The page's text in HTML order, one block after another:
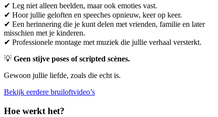
✔ Leg niet alleen beelden, maar ook emoties vast.
✔ Hoor jullie geloften en speeches opnieuw, keer op keer.
✔ Een herinnering die je kunt delen met vrienden, familie en later
misschien met je kinderen.
✔ Professionele montage met muziek die jullie verhaal versterkt.
💡 Geen stijve poses of scripted scènes.
Gewoon jullie liefde, zoals die echt is.
Bekijk eerdere bruiloftvideo’s
Hoe werkt het?